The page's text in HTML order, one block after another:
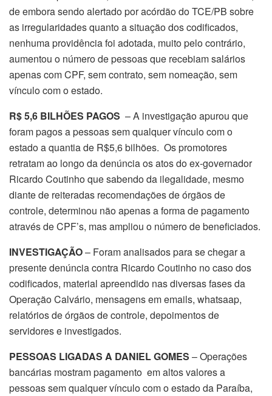
de embora sendo alertado por acórdão do TCE/PB sobre
as irregularidades quanto a situação dos codificados,
nenhuma providência foi adotada, muito pelo contrário,
aumentou o número de pessoas que recebiam salários
apenas com CPF, sem contrato, sem nomeação, sem
vínculo com o estado.
R$ 5,6 BILHÕES PAGOS – A investigação apurou que
foram pagos a pessoas sem qualquer vínculo com o
estado a quantia de R$5,6 bilhões. Os promotores
retratam ao longo da denúncia os atos do ex-governador
Ricardo Coutinho que sabendo da ilegalidade, mesmo
diante de reiteradas recomendações de órgãos de
controle, determinou não apenas a forma de pagamento
através de CPF’s, mas ampliou o número de beneficiados.
INVESTIGAÇÃO– Foram analisados para se chegar a
presente denúncia contra Ricardo Coutinho no caso dos
codificados, material apreendido nas diversas fases da
Operação Calvário, mensagens em emails, whatsaap,
relatórios de órgãos de controle, depoimentos de
servidores e investigados.
PESSOAS LIGADAS A DANIEL GOMES – Operações
bancárias mostram pagamento em altos valores a
pessoas sem qualquer vínculo com o estado da Paraíba,